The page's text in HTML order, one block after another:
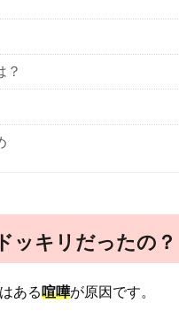
？
ッキリだったの？
ある喧嘩が原因です。